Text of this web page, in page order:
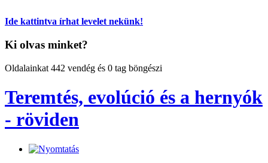
Ide kattintva írhat levelet nekünk!
Ki olvas minket?
Oldalainkat 442 vendég és 0 tag böngészi
Teremtés, evolúció és a hernyók
- röviden